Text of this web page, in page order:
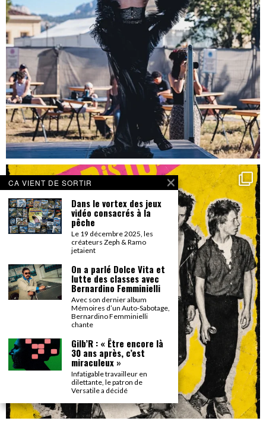
CA VIENT DE SORTIR
Dans le vortex des jeux
vidéo consacrés à la
pêche
Le 19 décembre 2025, les
créateurs Zeph & Ramo
jetaient
On a parlé Dolce Vita et
lutte des classes avec
Bernardino Femminielli
Avec son dernier album
Mémoires d’un Auto-Sabotage,
Bernardino Femminielli
chante
Gilb’R : « Être encore là
30 ans après, c’est
miraculeux »
Infatigable travailleur en
dilettante, le patron de
Versatile a décidé